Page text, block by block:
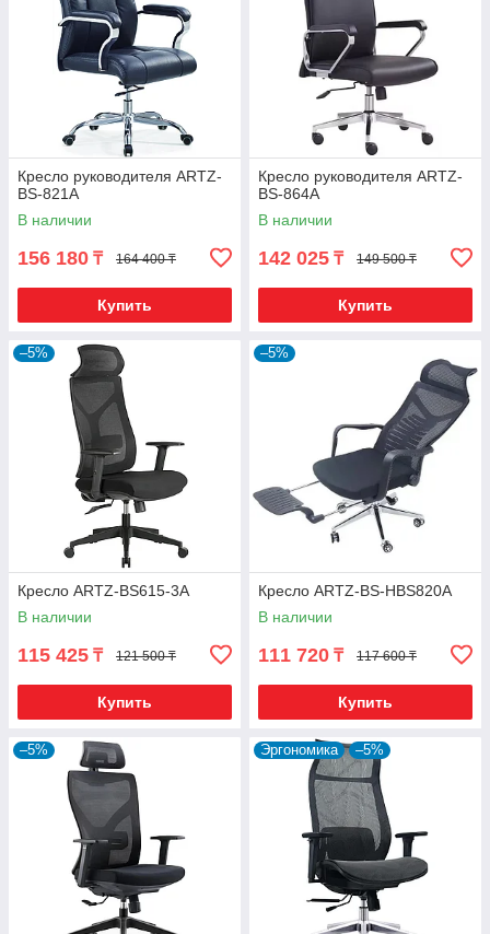
Кресло руководителя ARTZ-
BS-821A
В наличии
156 180 ₸ 164 400 ₸
Купить
Кресло руководителя ARTZ-
BS-864A
В наличии
142 025 ₸ 149 500 ₸
Купить
–5%
Кресло ARTZ-BS615-3A
В наличии
115 425 ₸ 121 500 ₸
Купить
–5%
Кресло ARTZ-BS-HBS820A
В наличии
111 720 ₸ 117 600 ₸
Купить
–5% Эргономика –5%